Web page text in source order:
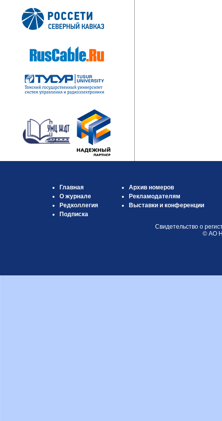
Главная
О журнале
Редколлегия
Подписка
Архив номеров
Рекламодателям
Выставки и конференции
Свидетельство о
© АО